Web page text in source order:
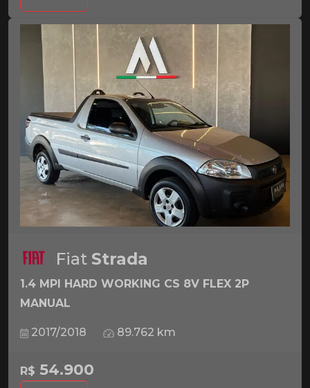
Fiat Strada
1.4 MPI HARD WORKING CS 8V FLEX 2P
MANUAL
2017/2018 89.762 km
R$ 54.900